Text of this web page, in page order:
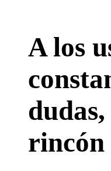
A los
rincón